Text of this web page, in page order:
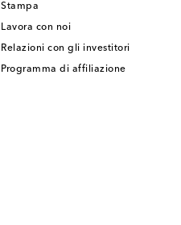
Stampa
Lavora con noi
Relazioni con gli investitori
Programma di affiliazione